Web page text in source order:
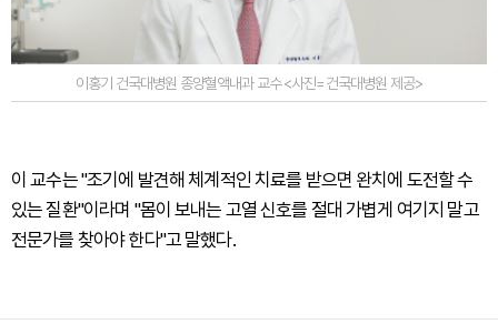
이홍기 건국대병원 종양혈액내과 교수 <사진=건국대병원 제공>
이 교수는 "조기에 발견해 체계적인 치료를 받으면 완치에 도전할 수
있는 질환"이라며 "몸이 보내는 고열 신호를 절대 가볍게 여기지 말고
전문가를 찾아야 한다"고 말했다.